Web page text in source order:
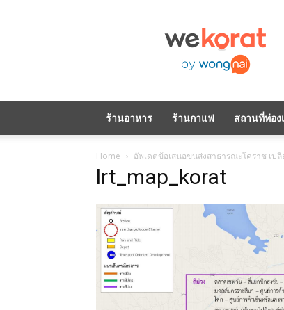
ร้านอาหาร ร้านกาแฟ สถานที่ท่อง
Home อัพเดตข้อเสนอขนส่งสาธารณะโคราช เป
lrt_map_korat